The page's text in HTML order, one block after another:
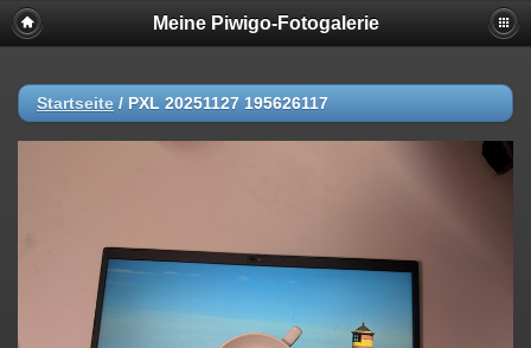
Meine Piwigo-Fotogalerie
Startseite / PXL 20251127 195626117